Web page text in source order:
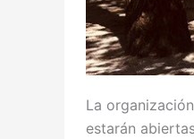
La
estarán